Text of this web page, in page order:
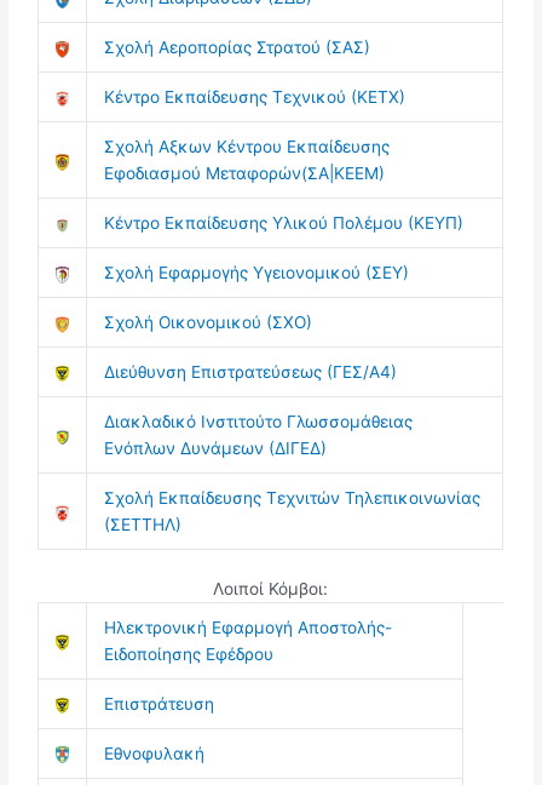
Σχολή Αεροπορίας Στρατού (ΣΑΣ)
Κέντρο Εκπαίδευσης Τεχνικού (ΚΕΤΧ)
Σχολή Αξκων Κέντρου Εκπαίδευσης
Εφοδιασμού Μεταφορών(ΣΑ|ΚΕΕΜ)
Κέντρο Εκπαίδευσης Υλικού Πολέμου (ΚΕΥΠ)
Σχολή Εφαρμογής Υγειονομικού (ΣΕΥ)
Σχολή Οικονομικού (ΣΧΟ)
Διεύθυνση Επιστρατεύσεως (ΓΕΣ/Α4)
Διακλαδικό Ινστιτούτο Γλωσσομάθειας
Ενόπλων Δυνάμεων (ΔΙΓΕΔ)
Σχολή Εκπαίδευσης Τεχνιτών Τηλεπικοινωνίας
(ΣΕΤΤΗΛ)
Λοιποί Κόμβοι:
Ηλεκτρονική Εφαρμογή Αποστολής-
Ειδοποίησης Εφέδρου
Επιστράτευση
Εθνοφυλακή